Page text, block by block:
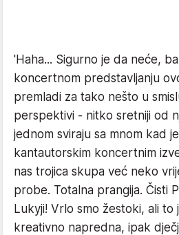
'Haha... Sigurno je da neće,
koncertnom predstavljanju
premladi za tako nešto u
perspektivi - nitko sretniji od
jednom sviraju sa mnom kad
kantautorskim koncertnim
nas trojica skupa već neko
probe. Totalna prangija. Čisti
Lukyji! Vrlo smo žestoki, ali to
kreativno napredna, ipak